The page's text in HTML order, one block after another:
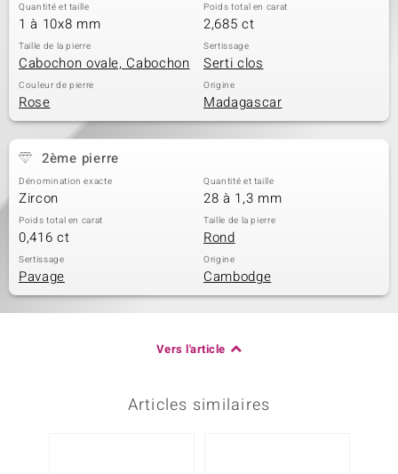
Quantité et taille
1 à 10x8 mm
Poids total en carat
2,685 ct
Taille de la pierre
Cabochon ovale, Cabochon
Sertissage
Serti clos
Couleur de pierre
Rose
Origine
Madagascar
2ème pierre
Dénomination exacte
Zircon
Quantité et taille
28 à 1,3 mm
Poids total en carat
0,416 ct
Taille de la pierre
Rond
Sertissage
Pavage
Origine
Cambodge
Vers l'article
Articles similaires